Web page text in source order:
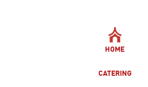
HOME
CATERING